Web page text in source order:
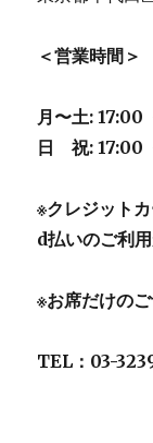
＜営業時間＞
月〜土:
日 祝: 17:00
※クレジット
d払いのご利用
※お席だけの
TEL：03-